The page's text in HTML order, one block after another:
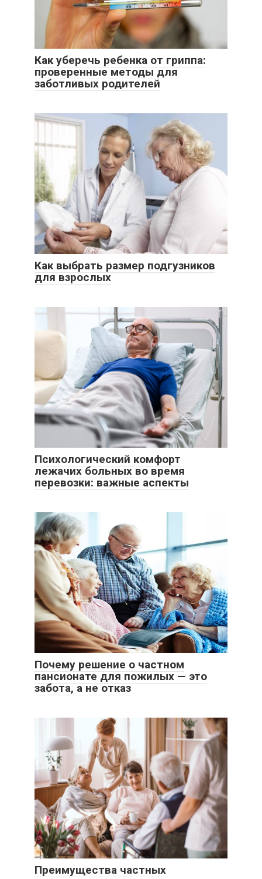
Как уберечь ребенка от гриппа:
проверенные методы для
заботливых родителей
Как выбрать размер подгузников
для взрослых
Психологический комфорт
лежачих больных во время
перевозки: важные аспекты
Почему решение о частном
пансионате для пожилых — это
забота, а не отказ
Преимущества частных